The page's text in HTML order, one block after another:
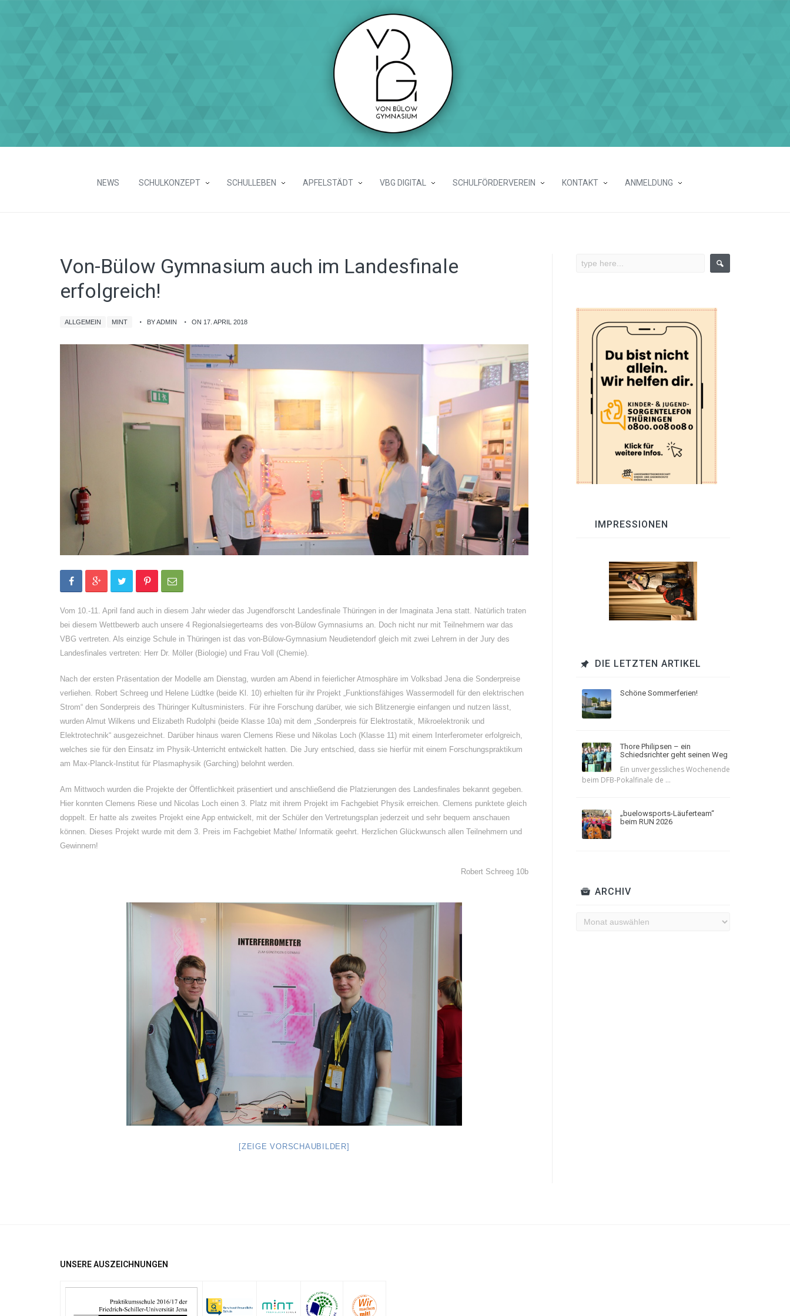
NEWS SCHULKONZEPT SCHULLEBEN APFELSTÄDT VBG DIGITAL SCHULFÖRDERVEREIN KONTAKT ANMELDUNG
Von-Bülow Gymnasium auch im Landesfinale
erfolgreich!
ALLGEMEIN MINT BY ADMIN ON 17. APRIL 2018
Vom 10.-11. April fand auch in diesem Jahr wieder das Jugendforscht Landesfinale Thüringen in der Imaginata Jena statt. Natürlich traten
bei diesem Wettbewerb auch unsere 4 Regionalsiegerteams des von-Bülow Gymnasiums an. Doch nicht nur mit Teilnehmern war das
VBG vertreten. Als einzige Schule in Thüringen ist das von-Bülow-Gymnasium Neudietendorf gleich mit zwei Lehrern in der Jury des
Landesfinales vertreten: Herr Dr. Möller (Biologie) und Frau Voll (Chemie).
Nach der ersten Präsentation der Modelle am Dienstag, wurden am Abend in feierlicher Atmosphäre im Volksbad Jena die Sonderpreise
verliehen. Robert Schreeg und Helene Lüdtke (beide Kl. 10) erhielten für ihr Projekt „Funktionsfähiges Wassermodell für den elektrischen
Strom“ den Sonderpreis des Thüringer Kultusministers. Für ihre Forschung darüber, wie sich Blitzenergie einfangen und nutzen lässt,
wurden Almut Wilkens und Elizabeth Rudolphi (beide Klasse 10a) mit dem „Sonderpreis für Elektrostatik, Mikroelektronik und
Elektrotechnik“ ausgezeichnet. Darüber hinaus waren Clemens Riese und Nikolas Loch (Klasse 11) mit einem Interferometer erfolgreich,
welches sie für den Einsatz im Physik-Unterricht entwickelt hatten. Die Jury entschied, dass sie hierfür mit einem Forschungspraktikum
am Max-Planck-Institut für Plasmaphysik (Garching) belohnt werden.
Am Mittwoch wurden die Projekte der Öffentlichkeit präsentiert und anschließend die Platzierungen des Landesfinales bekannt gegeben.
Hier konnten Clemens Riese und Nicolas Loch einen 3. Platz mit ihrem Projekt im Fachgebiet Physik erreichen. Clemens punktete gleich
doppelt. Er hatte als zweites Projekt eine App entwickelt, mit der Schüler den Vertretungsplan jederzeit und sehr bequem anschauen
können. Dieses Projekt wurde mit dem 3. Preis im Fachgebiet Mathe/ Informatik geehrt. Herzlichen Glückwunsch allen Teilnehmern und
Gewinnern!
Robert Schreeg 10b
[ZEIGE VORSCHAUBILDER]
IMPRESSIONEN
DIE LETZTEN ARTIKEL
Schöne Sommerferien!
Thore Philipsen – ein
Schiedsrichter geht seinen Weg
Ein unvergessliches Wochenende
beim DFB-Pokalfinale de ...
„buelowsports-Läuferteam“
beim RUN 2026
ARCHIV
Archiv
UNSERE AUSZEICHNUNGEN